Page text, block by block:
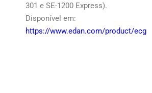
301 e SE-1200 Express).
Disponível em:
https://www.edan.com/product/ecg